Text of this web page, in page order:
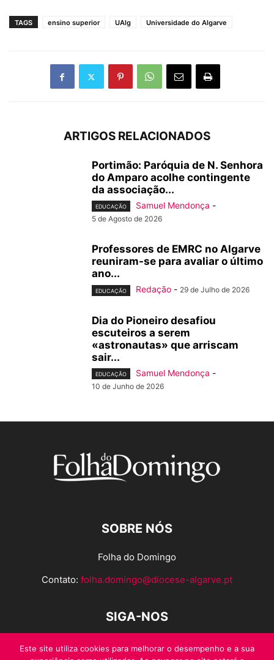
TAGS ensino superior UAlg Universidade do Algarve
ARTIGOS RELACIONADOS
Portimão: Paróquia de N. Senhora
do Amparo acolhe contingente
da associação...
EDUCAÇÃO Samuel Mendonça -
5 de Agosto de 2026
Professores de EMRC no Algarve
reuniram-se para avaliar o último
ano...
EDUCAÇÃO Redação - 29 de Julho de 2026
Dia do Pioneiro desafiou
escuteiros a serem
«astronautas» que arriscam
sair...
EDUCAÇÃO Samuel Mendonça -
10 de Junho de 2026
SOBRE NÓS
Folha do Domingo
Contato: folha.domingo@diocese-algarve.pt
SIGA-NOS
Este site utiliza cookies para melhorar o desempenho e a sua